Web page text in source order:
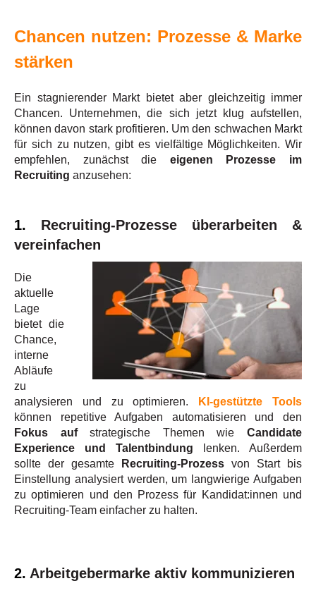
Chancen nutzen: Prozesse & Marke
stärken
Ein stagnierender Markt bietet aber gleichzeitig immer
Chancen. Unternehmen, die sich jetzt klug aufstellen,
können davon stark profitieren. Um den schwachen Markt
für sich zu nutzen, gibt es vielfältige Möglichkeiten. Wir
empfehlen, zunächst die eigenen Prozesse im
Recruiting anzusehen:
1. Recruiting-Prozesse überarbeiten &
vereinfachen
Die
aktuelle
Lage
bietet die
Chance,
interne
Abläufe
zu
analysieren und zu optimieren.
KI-gestützte Tools
können repetitive Aufgaben automatisieren und den
Fokus aufstrategische Themen wieCandidate
Experience und Talentbindung lenken. Außerdem
sollte der gesamte Recruiting-Prozess von Start bis
Einstellung analysiert werden, um langwierige Aufgaben
zu optimieren und den Prozess für Kandidat:innen und
Recruiting-Team einfacher zu halten.
2. Arbeitgebermarke aktiv kommunizieren